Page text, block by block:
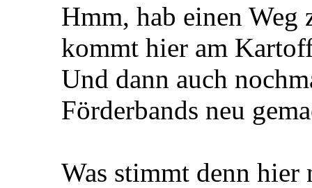
Hmm, hab einen Weg
kommt hier am
Und dann auch
Förderbands neu
Was stimmt denn